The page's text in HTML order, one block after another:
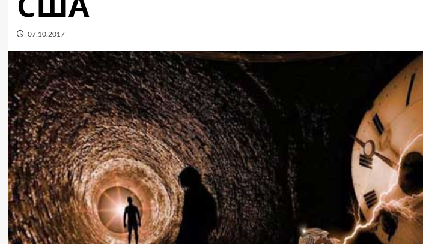
07.10.2017